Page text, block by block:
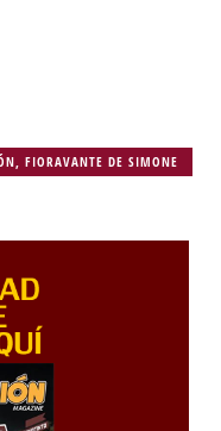
,FIORAVANTE DE SIMONE